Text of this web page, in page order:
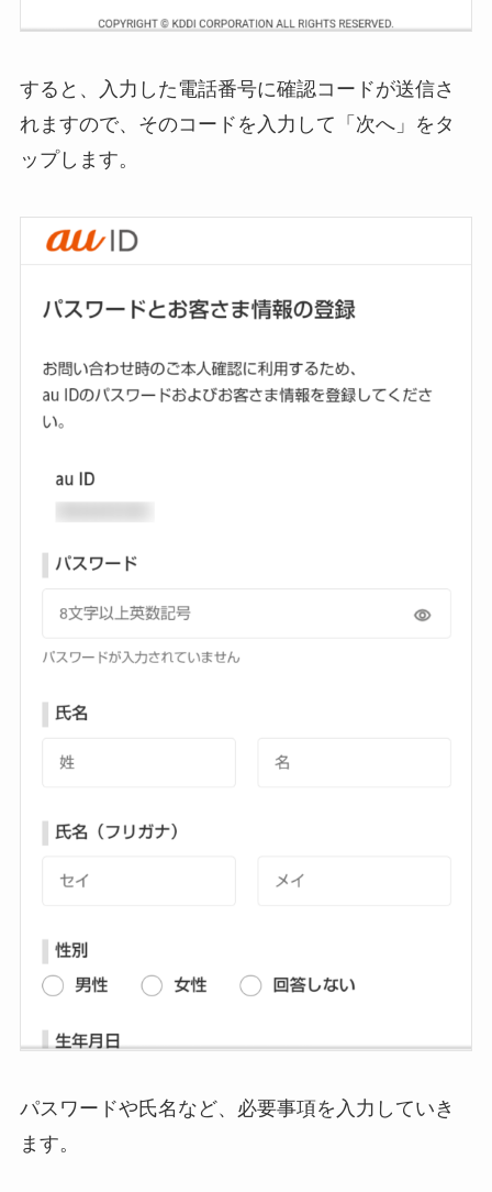
すると、入力した電話番号に確認コードが送信さ
れますので、そのコードを入力して「次へ」をタ
ップします。
パスワードや氏名など、必要事項を入力していき
ます。